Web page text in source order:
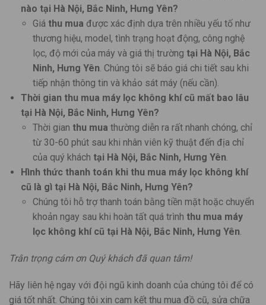
nào tại Hà Nội, Bắc Ninh, Hưng Yên?
Giá thu mua được xác định dựa trên nhiều yếu tố như
thương hiệu, model, tình trạng hoạt động, công nghệ
lọc, độ mới của máy và giá thị trường tại Hà Nội, Bắc
Ninh, Hưng Yên. Chúng tôi sẽ báo giá chi tiết sau khi
tiếp nhận thông tin và khảo sát máy (nếu cần).
Thời gian thu mua máy lọc không khí cũ mất bao lâu
tại Hà Nội, Bắc Ninh, Hưng Yên?
Thời gian thu mua thường diễn ra rất nhanh chóng, chỉ
từ 30-60 phút sau khi nhân viên kỹ thuật đến địa chỉ
của quý khách tại Hà Nội, Bắc Ninh, Hưng Yên.
Hình thức thanh toán khi thu mua máy lọc không khí
cũ là gì tại Hà Nội, Bắc Ninh, Hưng Yên?
Chúng tôi hỗ trợ thanh toán bằng tiền mặt hoặc chuyển
khoản ngay sau khi hoàn tất quá trình thu mua máy
lọc không khí cũ tại Hà Nội, Bắc Ninh, Hưng Yên.
Trân trọng cám ơn Quý khách đã quan tâm!
Hãy liên hệ ngay với đội ngũ kinh doanh của chúng tôi để có
giá tốt nhất. Chúng tôi xin cam kết thu mua đồ cũ, sửa chữa